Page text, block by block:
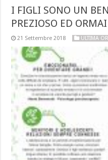
I FIGLI SONO UN
PREZIOSO ED
21 Settembre 2018 ULTIMA